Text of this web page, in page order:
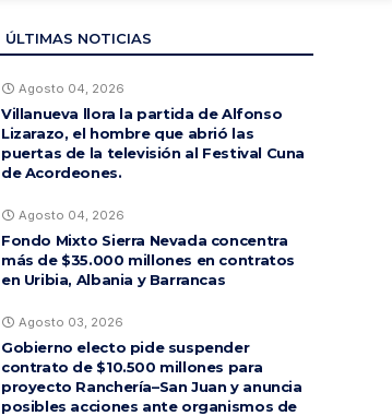
ÚLTIMAS NOTICIAS
Agosto 04, 2026
Villanueva llora la partida de Alfonso
Lizarazo, el hombre que abrió las
puertas de la televisión al Festival Cuna
de Acordeones.
Agosto 04, 2026
Fondo Mixto Sierra Nevada concentra
más de $35.000 millones en contratos
en Uribia, Albania y Barrancas
Agosto 03, 2026
Gobierno electo pide suspender
contrato de $10.500 millones para
proyecto Ranchería–San Juan y anuncia
posibles acciones ante organismos de